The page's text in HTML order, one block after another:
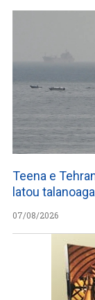
Teena e
latou
07/08/2026